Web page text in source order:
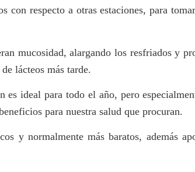
respecto a otras estaciones, para
mucosidad, alargando los resfriados y
lácteos más tarde.
ideal para todo el año, pero
para nuestra salud que procuran.
y normalmente más baratos, además